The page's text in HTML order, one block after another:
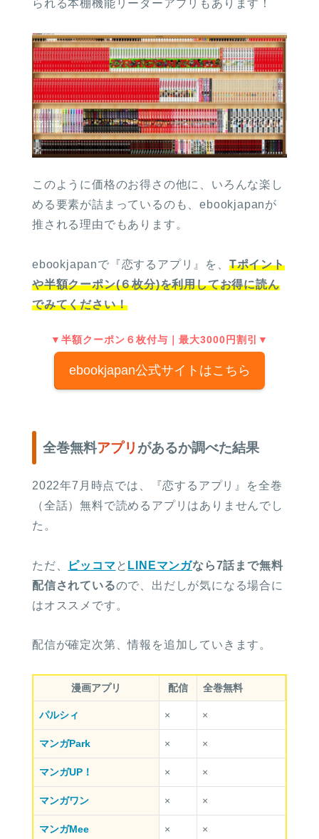
られる本棚機能リーダーアプリもあります！
このように価格のお得さの他に、いろんな楽し
める要素が詰まっているのも、ebookjapanが
推される理由でもあります。
ebookjapanで『恋するアプリ』を、 Tポイント
や半額クーポン(６枚分)を利用してお得に読ん
でみてください！
▼半額クーポン６枚付与｜最大3000円割引▼
ebookjapan公式サイトはこちら
全巻無料アプリ があるか調べた結果
2022年7月時点では、『恋するアプリ』を全巻
（全話）無料で読めるアプリはありませんでし
た。
ただ、 ピッコマ と LINEマンガなら7話まで無料
配信されているので、出だしが気になる場合に
はオススメです。
配信が確定次第、情報を追加していきます。
漫画アプリ 配信 全巻無料
パルシィ × ×
マンガPark × ×
マンガUP！ × ×
マンガワン × ×
マンガMee × ×